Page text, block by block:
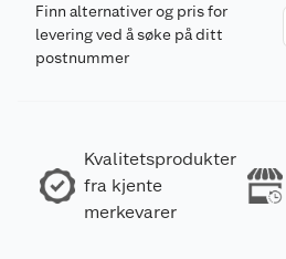
Finn alternativer og pris for
levering ved å søke på ditt
postnummer
Kvalitetsprodukter
fra kjente
merkevarer